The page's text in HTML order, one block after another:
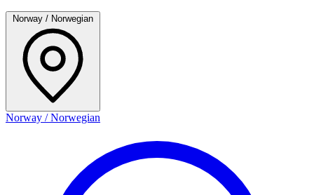
Norway / Norwegian
Norway / Norwegian